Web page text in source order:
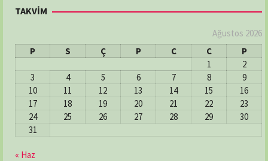
TAKVİM
Ağustos 2026
P
S Ç P C C
P
1
2
3
4 5 6 7 8
9
10
11 12 13 14 15
16
17
18 19 20 21 22
23
24
25 26 27 28 29
30
31
« Haz